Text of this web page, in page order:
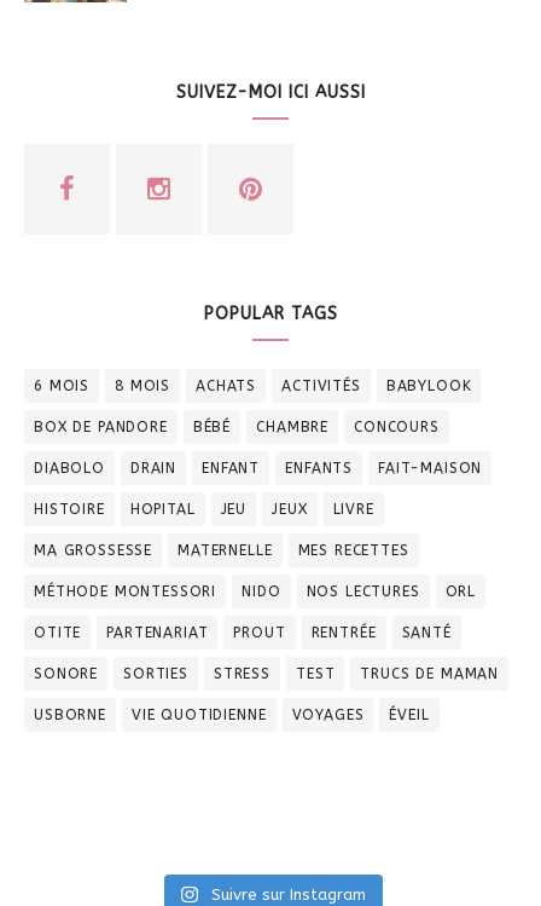
SUIVEZ-MOI ICI AUSSI
POPULAR TAGS
6 MOIS 8 MOIS ACHATS ACTIVITÉS BABYLOOK
BOX DE PANDORE BÉBÉ CHAMBRE CONCOURS
DIABOLO DRAIN ENFANT ENFANTS FAIT-MAISON
HISTOIRE HOPITAL JEU JEUX LIVRE
MA GROSSESSE MATERNELLE MES RECETTES
MÉTHODE MONTESSORI NIDO NOS LECTURES ORL
OTITE PARTENARIAT PROUT RENTRÉE SANTÉ
SONORE SORTIES STRESS TEST TRUCS DE MAMAN
USBORNE VIE QUOTIDIENNE VOYAGES ÉVEIL
Suivre sur Instagram